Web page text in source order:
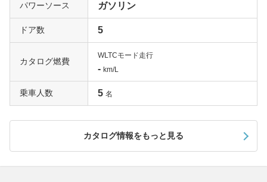
パワーソース ガソリン
ドア数 5
カタログ燃費
WLTCモード走行
- km/L
乗車人数 5 名
カタログ情報をもっと見る